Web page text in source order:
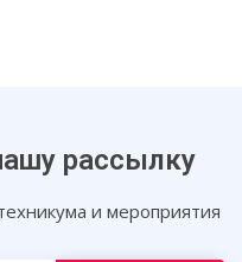
рассылку
и мероприятия